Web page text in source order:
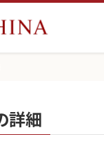
詳細